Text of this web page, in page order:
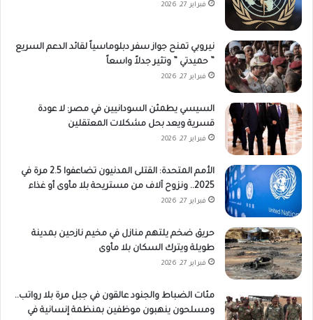
فبراير 27, 2026
نيروبي تمنح جواز سفر دبلوماسياً لقائد الدعم السريع
” حميدتي ” وتثير جدلاً واسعاً
فبراير 27, 2026
السيسي يطمئن السودانيين في مصر: لا عودة
قسرية ويعد بحل مشكلات المعتقلين
فبراير 27, 2026
الأمم المتحدة: القتلى المدنيون تضاعفوا 2.5 مرة في
2025.. ونزوح آلاف من مستريحة بلا مأوى أو غذاء
فبراير 27, 2026
حريق ضخم يلتهم منازل في مخيم نازحين بمدينة
طويلة ويترك السكان بلا مأوى
فبراير 27, 2026
مئات الضباط والجنود عالقون في جبل مرة بلا رواتب..
ومسلحون ينهبون موظفين بمنظمة إنسانية في